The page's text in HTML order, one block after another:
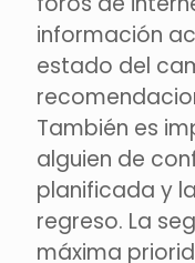
información
estado del
También es
alguien de
planificada y
regreso. La
máxima